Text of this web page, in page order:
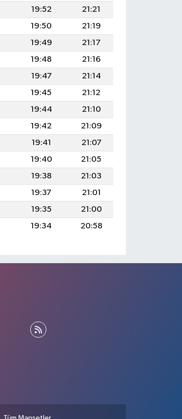
19:52
21:21
19:50
21:19
19:49
21:17
19:48
21:16
19:47
21:14
19:45
21:12
19:44
21:10
19:42
21:09
19:41
21:07
19:40
21:05
19:38
21:03
19:37
21:01
19:35
21:00
19:34 20:58